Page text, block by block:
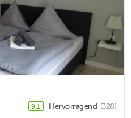
9,1 Hervorragend (328)